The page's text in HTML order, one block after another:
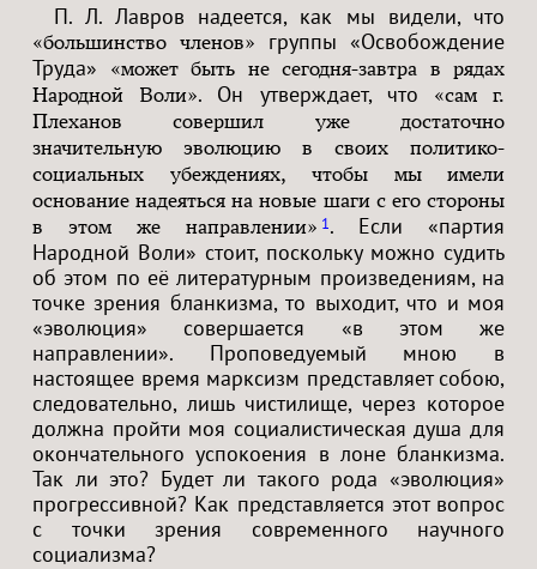
П. Л. Лавров надеется, как мы видели, что
«большинство членов»
группы «Освобождение
Труда»
«может быть не сегодня-завтра в рядах
Народной Воли». Он утверждает, что
«сам г.
Плеханов совершил уже достаточно
значительную эволюцию в своих политико-
социальных убеждениях, чтобы мы имели
основание надеяться на новые шаги с его стороны
в этом же направлении» 1. Если «партия
Народной Воли» стоит, поскольку можно судить
об этом по её литературным произведениям, на
точке зрения бланкизма, то выходит, что и моя
«эволюция» совершается «в этом же
направлении». Проповедуемый мною в
настоящее время марксизм представляет собою,
следовательно, лишь чистилище, через которое
должна пройти моя социалистическая душа для
окончательного успокоения в лоне бланкизма.
Так ли это? Будет ли такого рода «эволюция»
прогрессивной? Как представляется этот вопрос
с точки зрения современного научного
социализма?